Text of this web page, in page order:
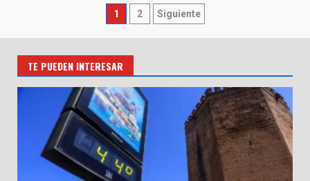
Paginación
de
entradas
1 2 Siguiente
TE PUEDEN INTERESAR